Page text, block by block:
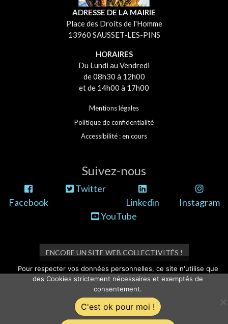
ADRESSE DE LA MAIRIE
Place des Droits de l'Homme
13960 SAUSSET-LES-PINS
HORAIRES
Du Lundi au Vendredi
de 08h30 à 12h00
et de 14h00 à 17h00
Mentions légales
Politique de confidentialité
Accessibilité : en cours
Suivez-nous
Facebook
Twitter
Linkedin
Instagram
YouTube
ENCORE UN SITE WEB COLLECTIVITÉS !
Pour respecter vos données personnelles, ce site n'utilise que
des Cookies strictement nécessaires et exemptés de
consentement.
C'est ok pour moi !